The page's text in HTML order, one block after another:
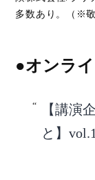
多数あり。（
●オンラ
【講演
と】